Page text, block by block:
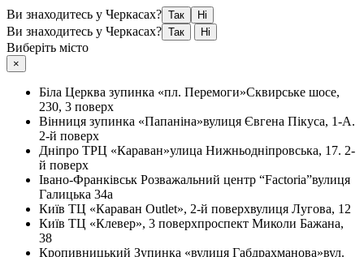
Ви знаходитесь у Черкасах? Так Ні
Ви знаходитесь у Черкасах? Так Ні
Виберіть місто
×
Біла Церква зупинка «пл. Перемоги»Сквирське шосе,
230, 3 поверх
Вінниця зупинка «Папаніна»вулиця Євгена Пікуса, 1-А.
2-й поверх
Дніпро ТРЦ «Караван»улица Нижньодніпровська, 17. 2-
й поверх
Івано-Франківськ Розважальний центр “Factoria”вулиця
Галицька 34а
Київ ТЦ «Караван Outlet», 2-й поверхвулиця Лугова, 12
Київ ТЦ «Клевер», 3 поверхпроспект Миколи Бажана,
38
Кропивницький Зупинка «вулиця Габдрахманова»вул.